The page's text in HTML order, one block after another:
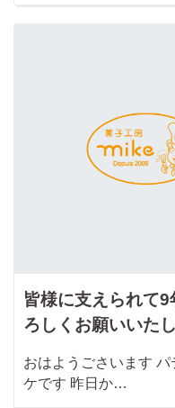
皆様に支えられて
ろしくお願いいた
おはようごさいます
ケです 昨日か…